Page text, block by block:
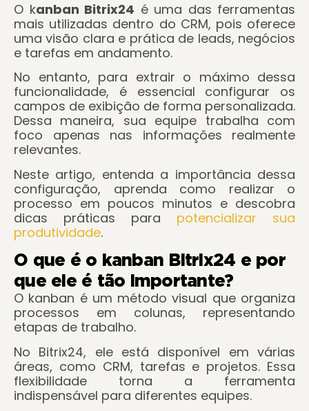
O kanban Bitrix24 é uma das ferramentas
mais utilizadas dentro do CRM, pois oferece
uma visão clara e prática de leads, negócios
e tarefas em andamento.
No entanto, para extrair o máximo dessa
funcionalidade, é essencial configurar os
campos de exibição de forma personalizada.
Dessa maneira, sua equipe trabalha com
foco apenas nas informações realmente
relevantes.
Neste artigo, entenda a importância dessa
configuração, aprenda como realizar o
processo em poucos minutos e descobra
dicas práticas para potencializar sua
produtividade.
O que é o kanban Bitrix24 e por
que ele é tão importante?
O kanban é um método visual que organiza
processos em colunas, representando
etapas de trabalho.
No Bitrix24, ele está disponível em várias
áreas, como CRM, tarefas e projetos. Essa
flexibilidade torna a ferramenta
indispensável para diferentes equipes.